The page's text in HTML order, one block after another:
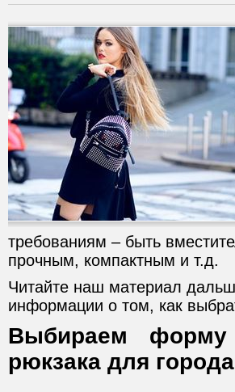
требованиям – быть
прочным, компактным и т.д.
Читайте наш материал
информации о том, как
Выбираем форму
рюкзака для города